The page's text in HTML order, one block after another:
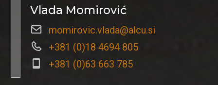
Vlada Momirović
momirovic.vlada@alcu.si
+381 (0)18 4694 805
+381 (0)63 663 785